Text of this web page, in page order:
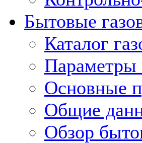
Бытовые
Каталог
Параметры
Основные
Общие
Обзор